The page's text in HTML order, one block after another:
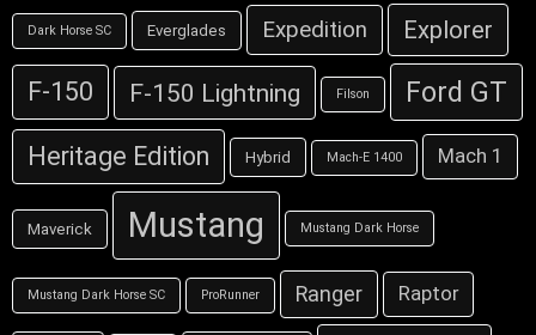
Dark Horse SC Everglades Expedition Explorer
F-150 F-150 Lightning Filson Ford GT
Heritage Edition Hybrid Mach-E 1400 Mach 1
Maverick Mustang Mustang Dark Horse
Mustang Dark Horse SC ProRunner Ranger Raptor